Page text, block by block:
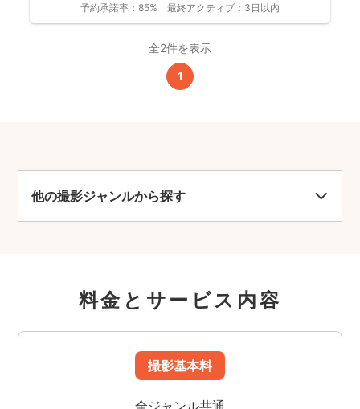
予約承諾率： 85% 最終アクティブ： 3日以内
全2件を表示
1
他の撮影ジャンルから探す
料金とサービス内容
撮影基本料
全ジャンル共通